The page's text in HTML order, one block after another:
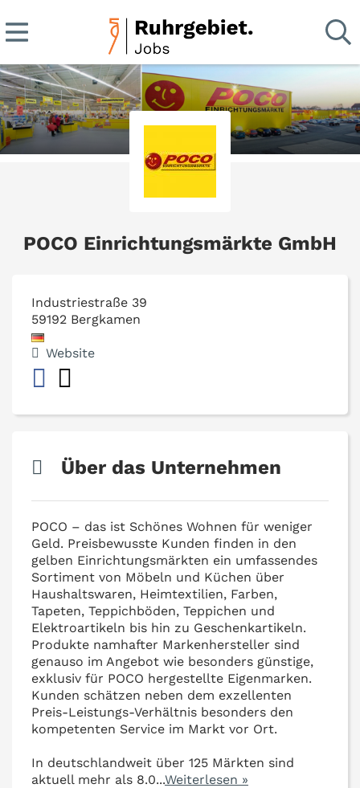
POCO Einrichtungsmärkte GmbH
Industriestraße 39
59192 Bergkamen
Website
Über das Unternehmen
POCO – das ist Schönes Wohnen für weniger
Geld. Preisbewusste Kunden finden in den
gelben Einrichtungsmärkten ein umfassendes
Sortiment von Möbeln und Küchen über
Haushaltswaren, Heimtextilien, Farben,
Tapeten, Teppichböden, Teppichen und
Elektroartikeln bis hin zu Geschenkartikeln.
Produkte namhafter Markenhersteller sind
genauso im Angebot wie besonders günstige,
exklusiv für POCO hergestellte Eigenmarken.
Kunden schätzen neben dem exzellenten
Preis-Leistungs-Verhältnis besonders den
kompetenten Service im Markt vor Ort.
In deutschlandweit über 125 Märkten sind
aktuell mehr als 8.0...Weiterlesen »